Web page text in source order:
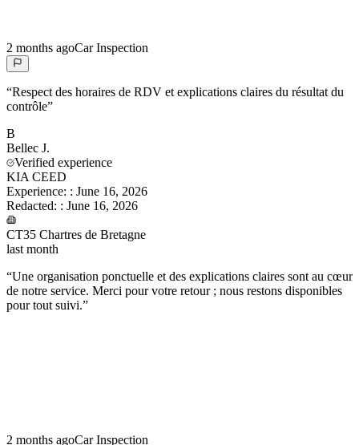
2 months agoCar Inspection
“Respect des horaires de RDV et explications claires du résultat du
contrôle”
B
Bellec J.
Verified experience
KIA CEED
Experience: : June 16, 2026
Redacted: : June 16, 2026
CT35 Chartres de Bretagne
last month
“Une organisation ponctuelle et des explications claires sont au cœur
de notre service. Merci pour votre retour ; nous restons disponibles
pour tout suivi.”
2 months agoCar Inspection